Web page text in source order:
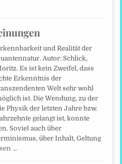
und Realität der
Autor: Schlick,
Es ist kein Zweifel, dass
Erkenntnis der
Welt sehr wohl
ist. Die Wendung, zu der
Physik der letzten Jahre bzw.
gelangt ist, konnte
Soviel auch über
über Inhalt, Geltung
…